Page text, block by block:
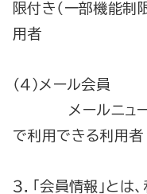
限付き（一部機能制
用者
（４）メール会員
メールニュース
で利用できる利用者
３．「会員情報」と